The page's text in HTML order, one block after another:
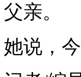
父亲。
她说，